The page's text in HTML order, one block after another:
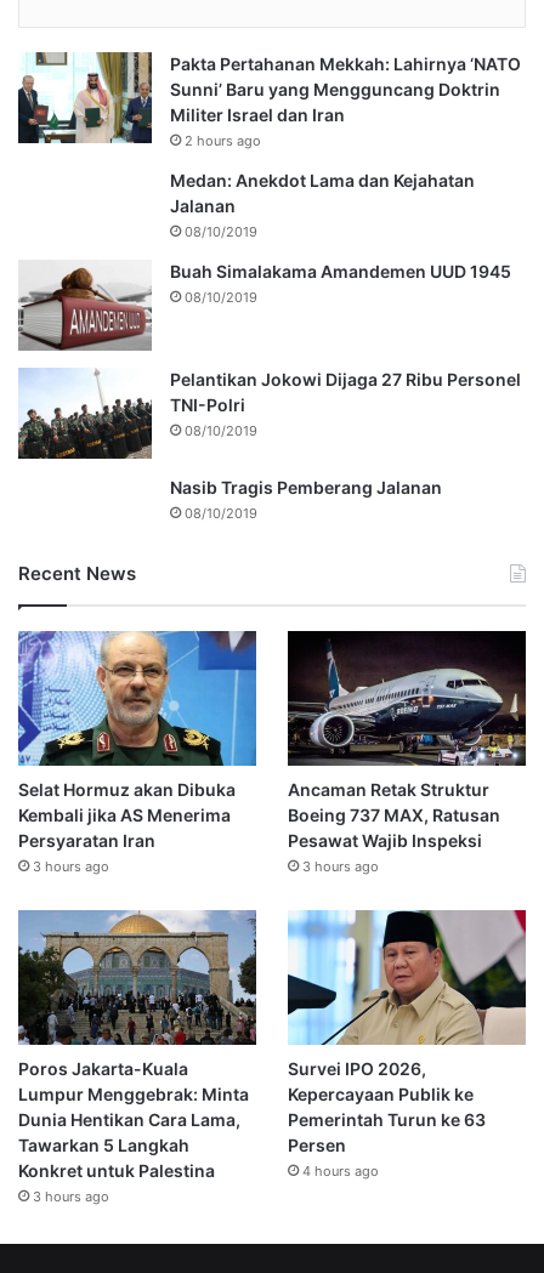
Pakta Pertahanan Mekkah: Lahirnya ‘NATO
Sunni’ Baru yang Mengguncang Doktrin
Militer Israel dan Iran
2 hours ago
Medan: Anekdot Lama dan Kejahatan
Jalanan
08/10/2019
Buah Simalakama Amandemen UUD 1945
08/10/2019
Pelantikan Jokowi Dijaga 27 Ribu Personel
TNI-Polri
08/10/2019
Nasib Tragis Pemberang Jalanan
08/10/2019
Recent News
Selat Hormuz akan Dibuka
Kembali jika AS Menerima
Persyaratan Iran
3 hours ago
Ancaman Retak Struktur
Boeing 737 MAX, Ratusan
Pesawat Wajib Inspeksi
3 hours ago
Poros Jakarta-Kuala
Lumpur Menggebrak: Minta
Dunia Hentikan Cara Lama,
Tawarkan 5 Langkah
Konkret untuk Palestina
3 hours ago
Survei IPO 2026,
Kepercayaan Publik ke
Pemerintah Turun ke 63
Persen
4 hours ago